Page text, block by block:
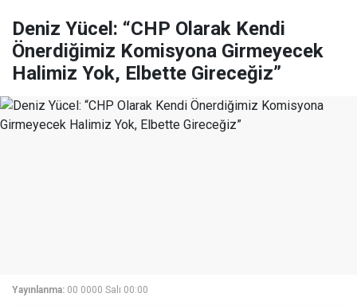
Deniz Yücel: “CHP Olarak Kendi
Önerdiğimiz Komisyona Girmeyecek
Halimiz Yok, Elbette Gireceğiz”
Yayınlanma: 00 0000 Salı 00:00